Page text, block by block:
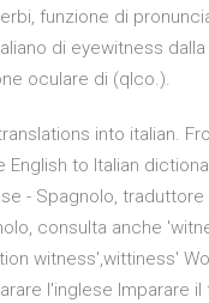
funzione di
di eyewitness dalla
oculare di (qlco.).
translations into italian.
English to Italian
- Spagnolo,
consulta anche
witness',wittiness'
l'inglese Imparare il